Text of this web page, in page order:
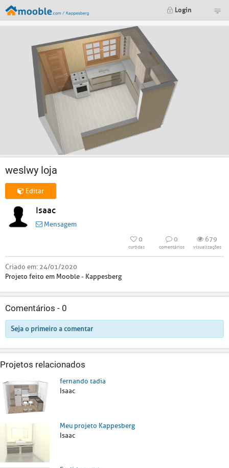
Login
weslwy loja
Editar
Isaac
Mensagem
0
curtidas
0
comentários
679
visualizações
Criado em: 24/01/2020
Projeto feito em Mooble - Kappesberg
Comentários - 0
Seja o primeiro a comentar
Projetos relacionados
fernando tadia
Isaac
Meu projeto Kappesberg
Isaac